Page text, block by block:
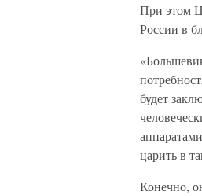
При этом
России в
будет
царить в
Конечно,